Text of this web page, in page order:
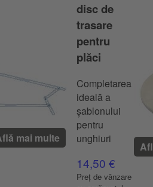
mai multe
disc de
trasare
pentru
plăci
Completarea
ideală a
șablonului
pentru
unghiuri
14,50 €
Preț de vânzare